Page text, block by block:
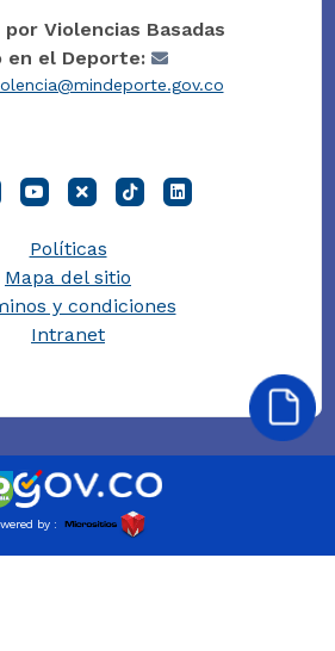
por Violencias Basadas
en el Deporte:
Políticas
Mapa del sitio
y condiciones
Intranet
by :